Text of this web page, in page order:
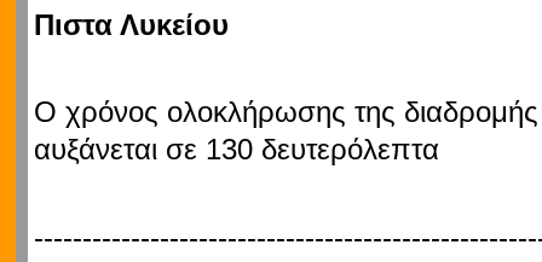
Πιστα Λυκείου
Ο χρόνος ολοκλήρωσης της
αυξάνεται σε 130 δευτερόλεπτα